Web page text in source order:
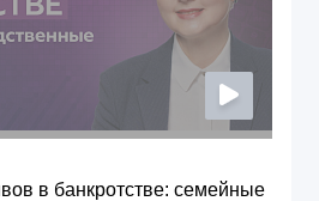
в банкротстве: семейные